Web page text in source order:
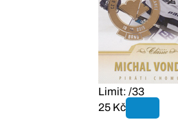
Limit: /33
25 Kč